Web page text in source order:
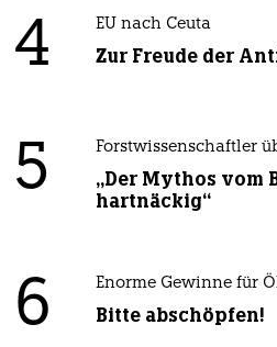
4 EU nach Ceuta
Zur Freude der
5 Forstwissenschaftler
„Der Mythos vom
hartnäckig“
6 Enorme Gewinne für
Bitte abschöpfen!